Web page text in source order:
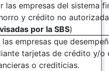
las empresas del sistema
y crédito no
por la SBS)
empresas que
tarjetas de crédito y/
o crediticias.